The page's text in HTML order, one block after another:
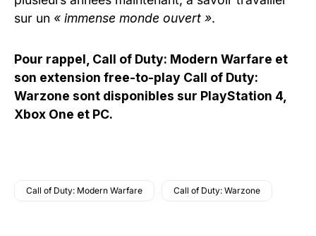
sur un « immense monde ouvert ».
Pour rappel, Call of Duty: Modern Warfare et
son extension free-to-play Call of Duty:
Warzone sont disponibles sur PlayStation 4,
Xbox One et PC.
Call of Duty: Modern Warfare Call of Duty: Warzone